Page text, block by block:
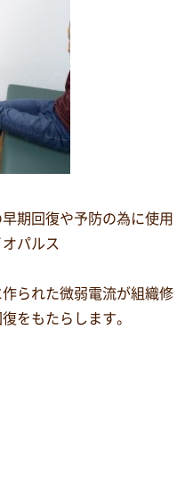
期回復や予防の為に使用
パルス
られた微弱電流が組織修
をもたらします。